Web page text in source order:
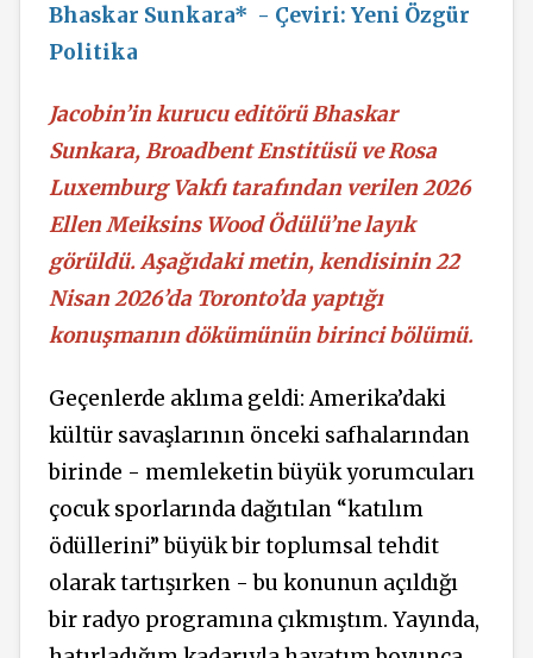
Bhaskar Sunkara* - Çeviri: Yeni Özgür
Politika
Jacobin’in kurucu editörü Bhaskar
Sunkara, Broadbent Enstitüsü ve Rosa
Luxemburg Vakfı tarafından verilen 2026
Ellen Meiksins Wood Ödülü’ne layık
görüldü. Aşağıdaki metin, kendisinin 22
Nisan 2026’da Toronto’da yaptığı
konuşmanın dökümünün birinci bölümü.
Geçenlerde aklıma geldi: Amerika’daki
kültür savaşlarının önceki safhalarından
birinde - memleketin büyük yorumcuları
çocuk sporlarında dağıtılan “katılım
ödüllerini” büyük bir toplumsal tehdit
olarak tartışırken - bu konunun açıldığı
bir radyo programına çıkmıştım. Yayında,